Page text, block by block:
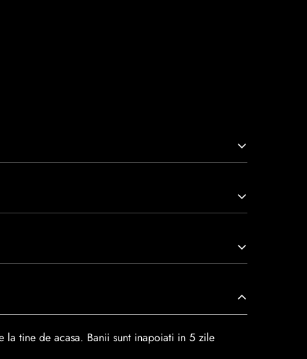
nu doar pantofi, ci opere de artă care transcend
la tine de acasa. Banii sunt inapoiati in 5 zile